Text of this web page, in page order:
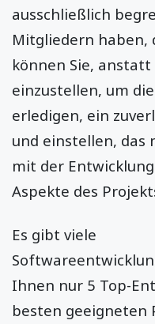
ausschließlich
Mitgliedern haben,
können Sie,
einzustellen, um
erledigen, ein
und einstellen, das
mit der
Aspekte des
Es gibt viele
Ihnen nur 5 Top-
besten geeigneten